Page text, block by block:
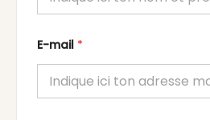
E-mail *